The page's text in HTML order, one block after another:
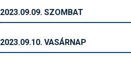
2023.09.09. SZOMBAT
2023.09.10. VASÁRNAP